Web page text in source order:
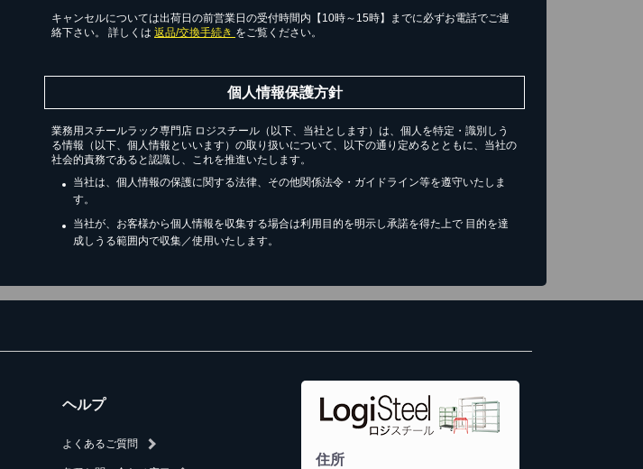
キャンセルについては出荷日の前営業日の受付時間内【10時～15時】までに必ずお電話でご連
絡下さい。 詳しくは 返品/交換手続き をご覧ください。
個人情報保護方針
業務用スチールラック専門店 ロジスチール（以下、当社とします）は、個人を特定・識別しう
る情報（以下、個人情報といいます）の取り扱いについて、以下の通り定めるとともに、当社の
社会的責務であると認識し、これを推進いたします。
当社は、個人情報の保護に関する法律、その他関係法令・ガイドライン等を遵守いたしま
す。
当社が、お客様から個人情報を収集する場合は利用目的を明示し承諾を得た上で 目的を達
成しうる範囲内で収集／使用いたします。
ヘルプ
よくあるご質問
住所